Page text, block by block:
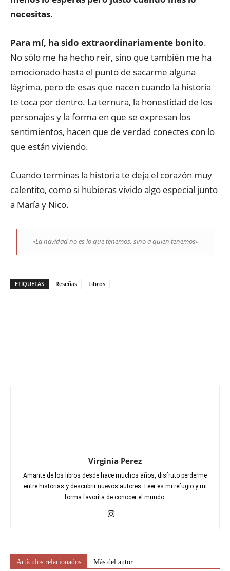
necesitas.
Para mí, ha sido extraordinariamente bonito.
No sólo me ha hecho reír, sino que también me ha
emocionado hasta el punto de sacarme alguna
lágrima, pero de esas que nacen cuando la historia
te toca por dentro. La ternura, la honestidad de los
personajes y la forma en que se expresan los
sentimientos, hacen que de verdad conectes con lo
que están viviendo.
Cuando terminas la historia te deja el corazón muy
calentito, como si hubieras vivido algo especial junto
a María y Nico.
«La navidad no es lo que tenemos, sino a quien tenemos»
ETIQUETAS Reseñas Libros
Virginia Perez
Amante de los libros desde hace muchos años, disfruto perderme
entre historias y descubrir nuevos autores. Leer es mi refugio y mi
forma favorita de conocer el mundo.
Artículos relacionados Más del autor